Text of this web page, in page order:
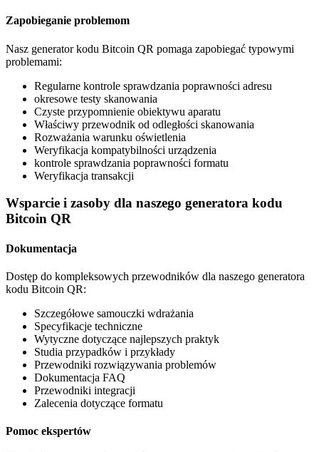
Zapobieganie problemom
Nasz generator kodu Bitcoin QR pomaga zapobiegać typowymi
problemami:
Regularne kontrole sprawdzania poprawności adresu
okresowe testy skanowania
Czyste przypomnienie obiektywu aparatu
Właściwy przewodnik od odległości skanowania
Rozważania warunku oświetlenia
Weryfikacja kompatybilności urządzenia
kontrole sprawdzania poprawności formatu
Weryfikacja transakcji
Wsparcie i zasoby dla naszego generatora kodu
Bitcoin QR
Dokumentacja
Dostęp do kompleksowych przewodników dla naszego generatora
kodu Bitcoin QR:
Szczegółowe samouczki wdrażania
Specyfikacje techniczne
Wytyczne dotyczące najlepszych praktyk
Studia przypadków i przykłady
Przewodniki rozwiązywania problemów
Dokumentacja FAQ
Przewodniki integracji
Zalecenia dotyczące formatu
Pomoc ekspertów